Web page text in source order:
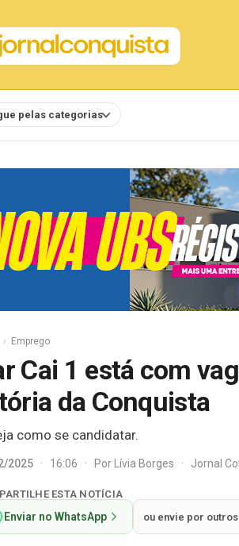
pelas categorias
Emprego
Cai 1 está com
da Conquista
como se candidatar.
2025 · 16:06 · PorLívia Borges · Jornal
ESTA NOTÍCIA
Enviar no WhatsApp ou envie por